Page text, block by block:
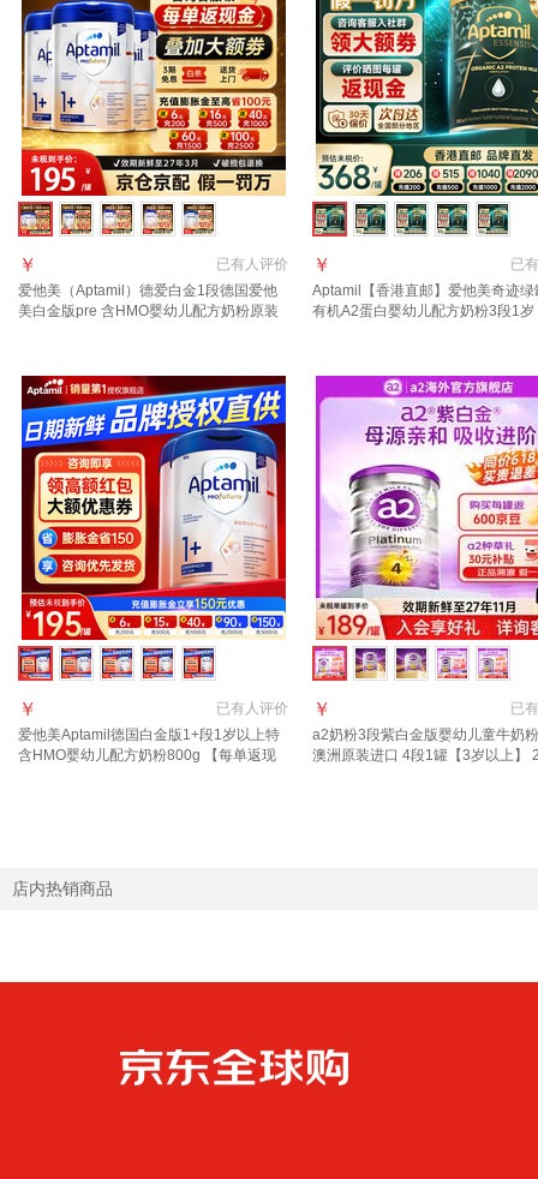
已有人评价
￥
爱他美（Aptamil）德爱白金1段德国爱他
美白金版pre 含HMO婴幼儿配方奶粉原装
已有
￥
Aptamil【香港直邮】爱他美奇迹绿
有机A2蛋白婴幼儿配方奶粉3段1岁
已有人评价
￥
爱他美Aptamil德国白金版1+段1岁以上特
含HMO婴幼儿配方奶粉800g 【每单返现
已有
￥
a2奶粉3段紫白金版婴幼儿童牛奶
澳洲原装进口 4段1罐【3岁以上】
店内热销商品